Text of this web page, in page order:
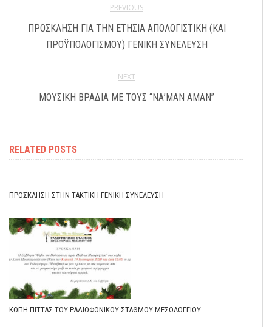
PREVIOUS
ΠΡΌΣΚΛΗΣΗ ΓΙΑ ΤΗΝ ΕΤΉΣΙΑ ΑΠΟΛΟΓΙΣΤΙΚΉ (ΚΑΙ
ΠΡΟΫΠΟΛΟΓΙΣΜΟΎ) ΓΕΝΙΚΉ ΣΥΝΈΛΕΥΣΗ
NEXT
ΜΟΥΣΙΚΉ ΒΡΑΔΙΆ ΜΕ ΤΟΥΣ “ΝΑ’ΜΑΝ ΑΜΆΝ”
RELATED POSTS
ΠΡΌΣΚΛΗΣΗ ΣΤΗΝ ΤΑΚΤΙΚΉ ΓΕΝΙΚΉ ΣΥΝΈΛΕΥΣΗ
ΚΟΠΉ ΠΊΤΤΑΣ ΤΟΥ ΡΑΔΙΟΦΩΝΙΚΟΎ ΣΤΑΘΜΟΎ ΜΕΣΟΛΟΓΓΊΟΥ